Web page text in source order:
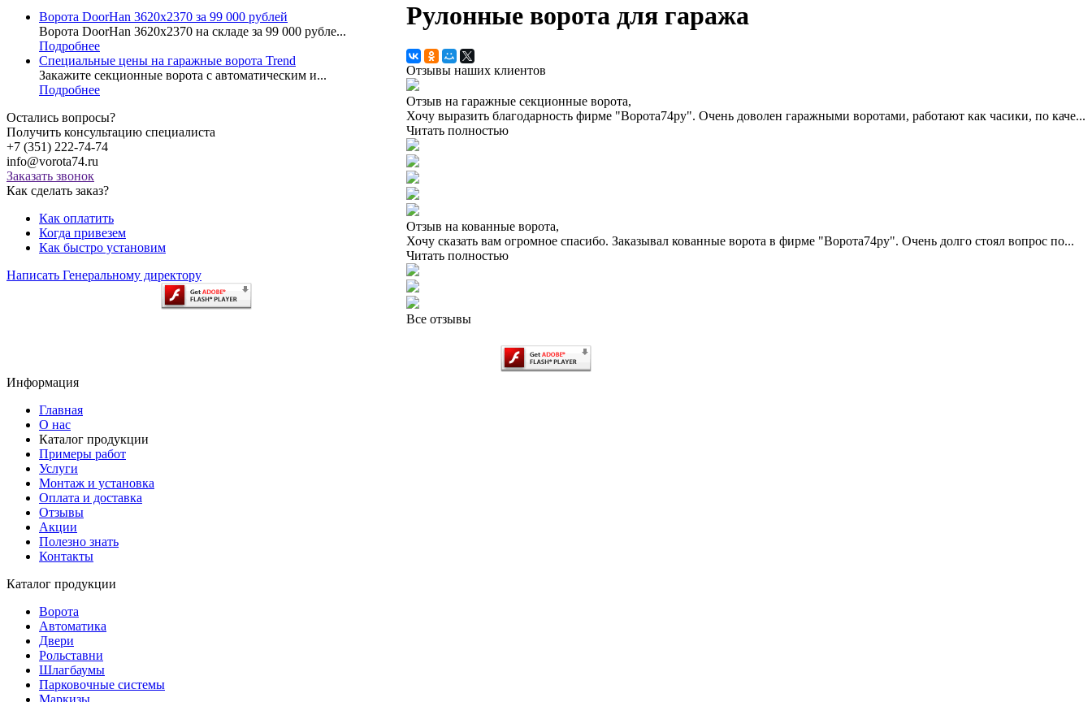
Рулонные ворота для гаража
Отзывы наших клиентов
Отзыв на гаражные секционные ворота,
Хочу выразить благодарность фирме "Ворота74ру". Очень доволен гаражными воротами, работают как часики, по каче...
Читать полностью
Отзыв на кованные ворота,
Хочу сказать вам огромное спасибо. Заказывал кованные ворота в фирме "Ворота74ру". Очень долго стоял вопрос по...
Читать полностью
Все отзывы
Ворота DoorHan 3620x2370 за 99 000 рублей
Ворота DoorHan 3620x2370 на складе за 99 000 рубле...
Подробнее
Специальные цены на гаражные ворота Trend
Закажите секционные ворота с автоматическим и...
Подробнее
Остались вопросы?
Получить консультацию специалиста
+7 (351) 222-74-74
info@vorota74.ru
Заказать звонок
Как сделать заказ?
Как оплатить
Когда привезем
Как быстро установим
Написать Генеральному директору
Информация
Главная
О нас
Каталог продукции
Примеры работ
Услуги
Монтаж и установка
Оплата и доставка
Отзывы
Акции
Полезно знать
Контакты
Каталог продукции
Ворота
Автоматика
Двери
Рольставни
Шлагбаумы
Парковочные системы
Маркизы